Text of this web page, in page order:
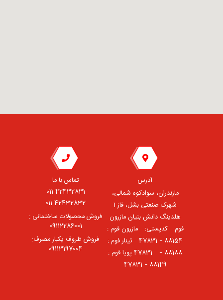
آدرس
مازندران، سوادکوه شمالی،
شهرک صنعتی بشل، فاز 1
هلدینگ دانش بنیان مازرون
فوم ⠀کدپستی: ⠀مازرون فوم :
88154 – 47831 ⠀تینار فوم :
88188 – 47831⠀ پویا فوم :
88149 – 47831
تماس با ما
42432831 011
42432832 011
فروش محصولات ساختمانی :
09112286001
فروش ظروف یکبار مصرف:
09113197004